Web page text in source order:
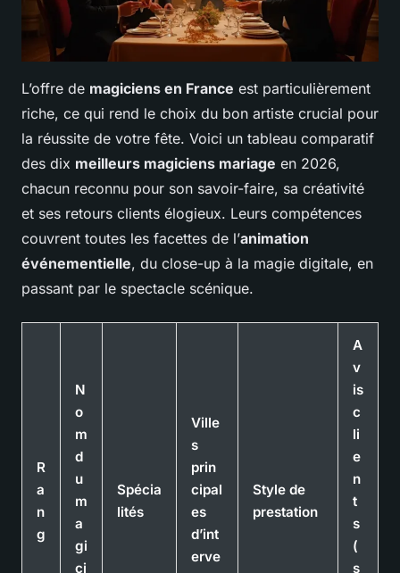
L’offre de magiciens en France est particulièrement
riche, ce qui rend le choix du bon artiste crucial pour
la réussite de votre fête. Voici un tableau comparatif
des dix meilleurs magiciens mariage en 2026,
chacun reconnu pour son savoir-faire, sa créativité
et ses retours clients élogieux. Leurs compétences
couvrent toutes les facettes de l’animation
événementielle, du close-up à la magie digitale, en
passant par le spectacle scénique.
R
a
n
g
N
o
m
d
u
m
a
gi
ci
Spécia
lités
Ville
s
prin
cipal
es
d’int
erve
Style de
prestation
A
v
is
c
li
e
n
t
s
(
s